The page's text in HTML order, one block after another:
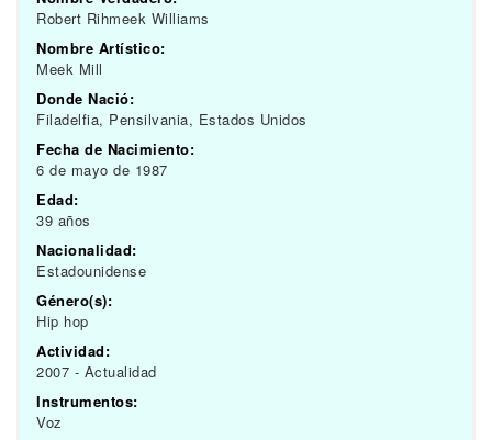
Robert Rihmeek Williams
Nombre Artístico:
Meek Mill
Donde Nació:
Filadelfia, Pensilvania, Estados Unidos
Fecha de Nacimiento:
6 de mayo de 1987
Edad:
39 años
Nacionalidad:
Estadounidense
Género(s):
Hip hop
Actividad:
2007 - Actualidad
Instrumentos:
Voz